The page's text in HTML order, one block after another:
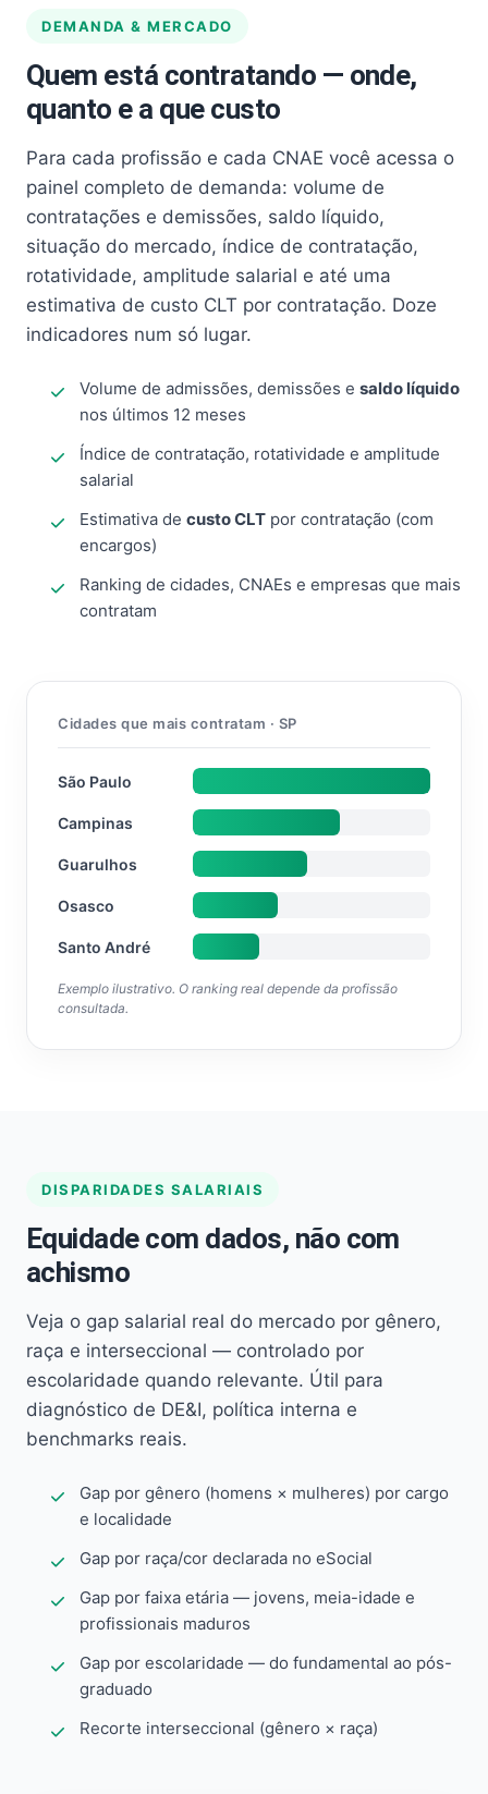
DEMANDA & MERCADO
Quem está contratando — onde,
quanto e a que custo
Para cada profissão e cada CNAE você acessa o
painel completo de demanda: volume de
contratações e demissões, saldo líquido,
situação do mercado, índice de contratação,
rotatividade, amplitude salarial e até uma
estimativa de custo CLT por contratação. Doze
indicadores num só lugar.
Volume de admissões, demissões e saldo líquido
nos últimos 12 meses
Índice de contratação, rotatividade e amplitude
salarial
Estimativa de custo CLT por contratação (com
encargos)
Ranking de cidades, CNAEs e empresas que mais
contratam
Cidades que mais contratam · SP
São Paulo
Campinas
Guarulhos
Osasco
Santo André
Exemplo ilustrativo. O ranking real depende da profissão
consultada.
DISPARIDADES SALARIAIS
Equidade com dados, não com
achismo
Veja o gap salarial real do mercado por gênero,
raça e interseccional — controlado por
escolaridade quando relevante. Útil para
diagnóstico de DE&I, política interna e
benchmarks reais.
Gap por gênero (homens × mulheres) por cargo
e localidade
Gap por raça/cor declarada no eSocial
Gap por faixa etária — jovens, meia-idade e
profissionais maduros
Gap por escolaridade — do fundamental ao pós-
graduado
Recorte interseccional (gênero × raça)